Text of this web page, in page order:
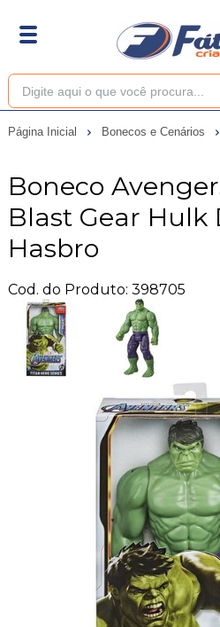
Página Inicial Bonecos e Cenários
Boneco
Blast Gear Hulk
Hasbro
Cod. do Produto: 398705